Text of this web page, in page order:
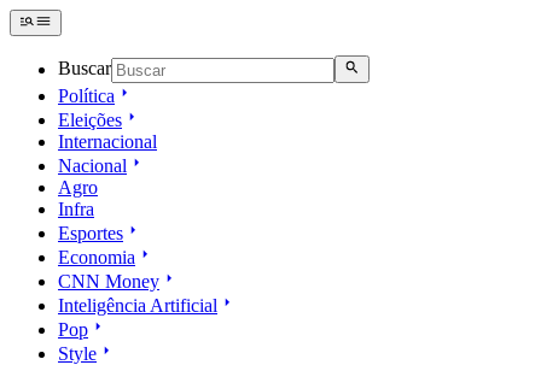
Buscar
Política
Eleições
Internacional
Nacional
Agro
Infra
Esportes
Economia
CNN Money
Inteligência Artificial
Pop
Style